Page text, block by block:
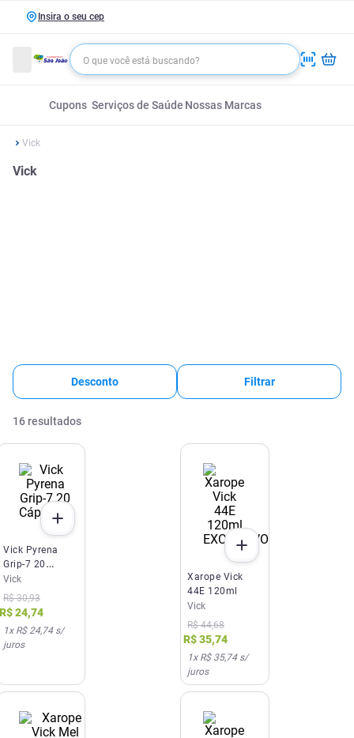
Insira o seu cep
Cupons Serviços de Saúde Nossas Marcas
Vick
Vick
Desconto Filtrar
16 resultados
Vick Pyrena
Grip-7 20
Cápsulas
Vick
R$ 30,93
R$24,74
1x R$ 24,74s/
juros
EXCLUSIVO SITE E APP
Xarope Vick
44E 120ml
Vick
R$ 44,68
R$35,74
1x R$ 35,74s/
juros